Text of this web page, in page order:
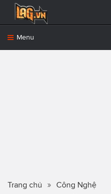
Menu
Trang chủ Công Nghệ